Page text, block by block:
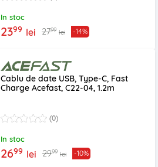
In stoc
2399 lei 2799 lei -14%
Cablu de date USB, Type-C, Fast
Charge Acefast, C22-04, 1.2m
(0)
In stoc
2699 lei 2999 lei -10%